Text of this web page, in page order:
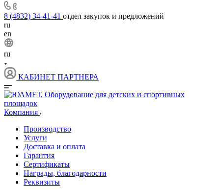
8 (4832) 34-41-41 отдел закупок и предложений
ru
en
ru
КАБИНЕТ ПАРТНЕРА
Компания
Производство
Услуги
Доставка и оплата
Гарантия
Сертификаты
Награды, благодарности
Реквизиты